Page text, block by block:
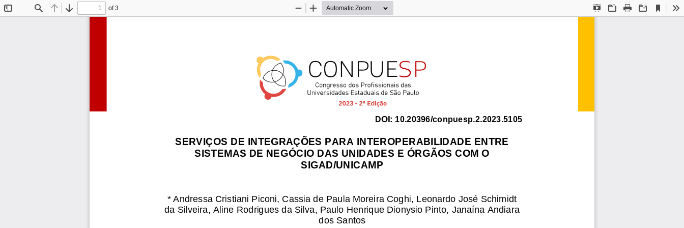
Find Previous
Next
of 3
Presentation
OpenPrint Download
Current
View
Zoom
Zoom
DOI: 10.20396/conpuesp.2.2023.5105
SERVIÇOS DE INTEGRAÇÕES PARA INTEROPERABILIDADE ENTRE
SISTEMAS DE NEGÓCIO DAS UNIDADES E ÓRGÃOS COM O
SIGAD/UNICAMP
* Andressa Cristiani Piconi, Cassia de Paula Moreira Coghi, Leonardo José Schimidt
da Silveira, Aline Rodrigues da Silva, Paulo Henrique Dionysio Pinto, Janaína Andiara
dos Santos